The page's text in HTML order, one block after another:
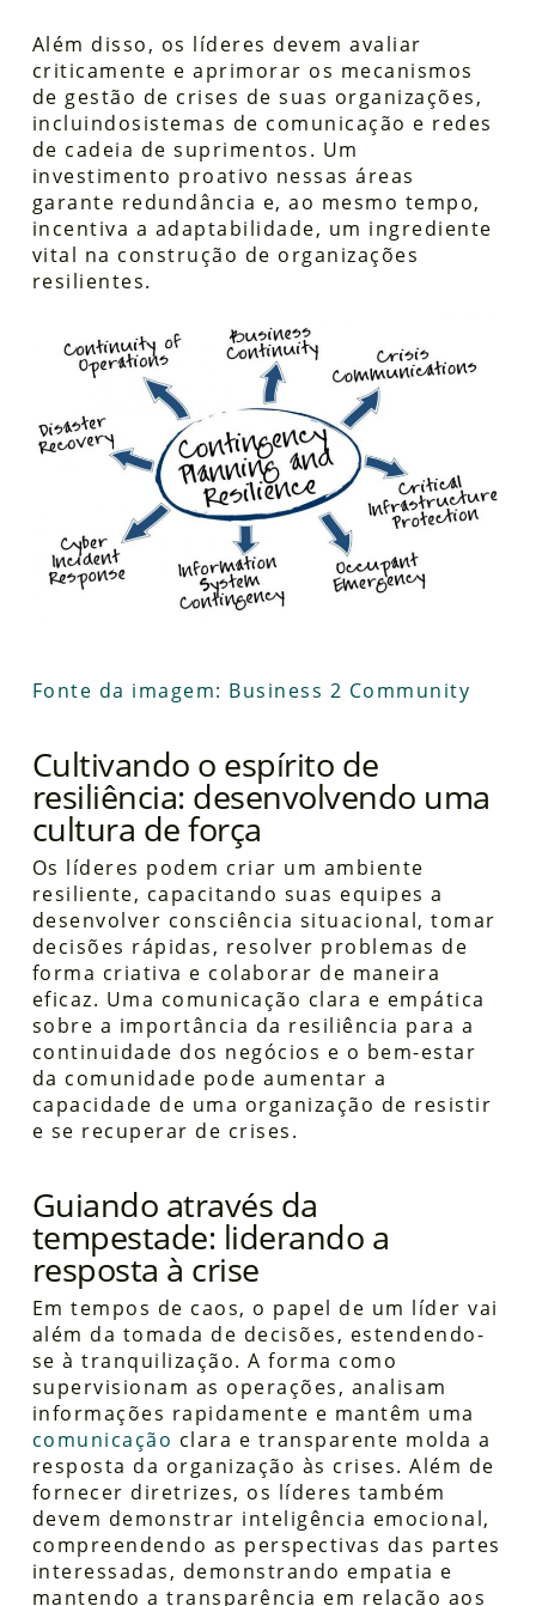
Além disso, os líderes devem avaliar
criticamente e aprimorar os mecanismos
de gestão de crises de suas organizações,
incluindosistemas de comunicação e redes
de cadeia de suprimentos. Um
investimento proativo nessas áreas
garante redundância e, ao mesmo tempo,
incentiva a adaptabilidade, um ingrediente
vital na construção de organizações
resilientes.
Fonte da imagem: Business 2 Community
Cultivando o espírito de
resiliência: desenvolvendo uma
cultura de força
Os líderes podem criar um ambiente
resiliente, capacitando suas equipes a
desenvolver consciência situacional, tomar
decisões rápidas, resolver problemas de
forma criativa e colaborar de maneira
eficaz. Uma comunicação clara e empática
sobre a importância da resiliência para a
continuidade dos negócios e o bem-estar
da comunidade pode aumentar a
capacidade de uma organização de resistir
e se recuperar de crises.
Guiando através da
tempestade: liderando a
resposta à crise
Em tempos de caos, o papel de um líder vai
além da tomada de decisões, estendendo-
se à tranquilização. A forma como
supervisionam as operações, analisam
informações rapidamente e mantêm uma
comunicação clara e transparente molda a
resposta da organização às crises. Além de
fornecer diretrizes, os líderes também
devem demonstrar inteligência emocional,
compreendendo as perspectivas das partes
interessadas, demonstrando empatia e
mantendo a transparência em relação aos